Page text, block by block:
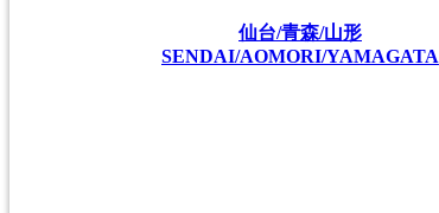
仙台/青森/山形
SENDAI/AOMORI/YAMAGATA